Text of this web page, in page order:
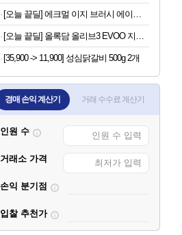
[35,900 -> 11,900] 성심닭갈비 500g 2개
경매 손익 계산기 거래 수수료 계산기
인원 수
거래소 가격
손익 분기점
입찰 추천가